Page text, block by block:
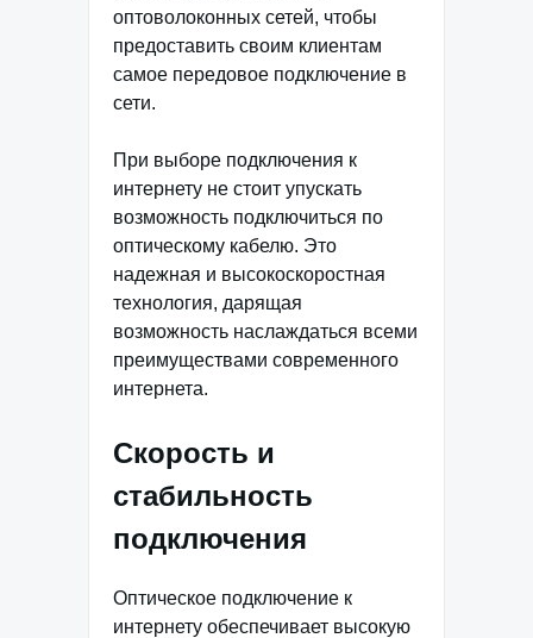
оптоволоконных сетей, чтобы
предоставить своим клиентам
самое передовое подключение в
сети.
При выборе подключения к
интернету не стоит упускать
возможность подключиться по
оптическому кабелю. Это
надежная и высокоскоростная
технология, дарящая
возможность наслаждаться всеми
преимуществами современного
интернета.
Скорость и
стабильность
подключения
Оптическое подключение к
интернету обеспечивает высокую